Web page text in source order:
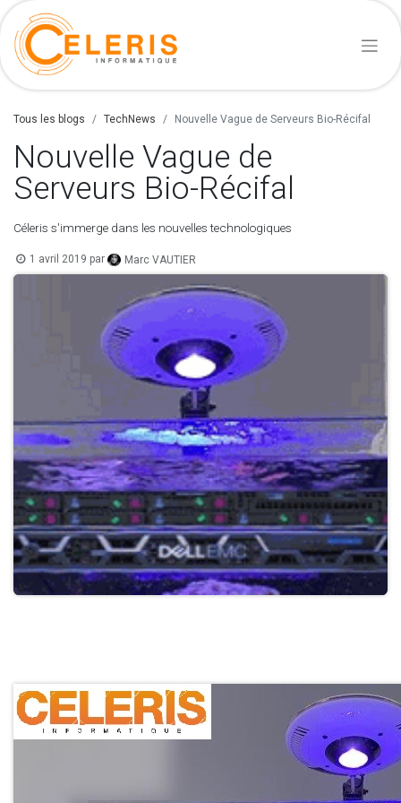
Tous les blogs TechNews Nouvelle Vague de Serveurs Bio-Récifal
Nouvelle Vague de
Serveurs Bio-Récifal
Céleris s'immerge dans les nouvelles technologiques
1 avril 2019 par Marc VAUTIER